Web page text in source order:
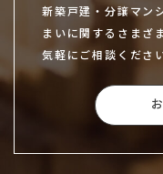
新築戸建・分譲マン
まいに関するさまざ
気軽にご相談くださ